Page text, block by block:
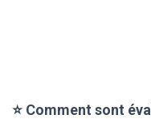
⭐ Comment sont